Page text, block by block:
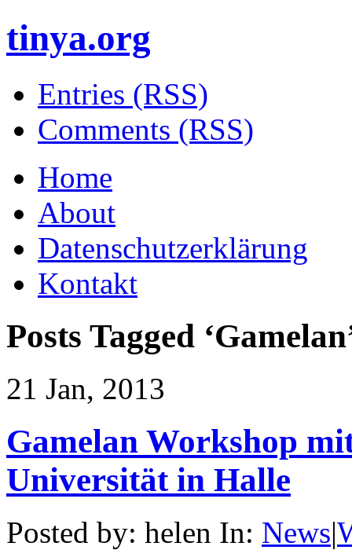
tinya.org
Entries (RSS)
Comments (RSS)
Home
About
Datenschutzerklärung
Kontakt
Posts Tagged ‘Gamelan
21 Jan, 2013
Gamelan Workshop
Universität in Halle
Posted by: helen In: News|